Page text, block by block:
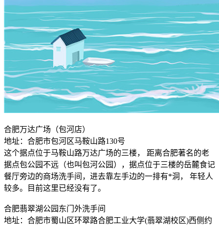
合肥万达广场（包河店）
地址：合肥市包河区马鞍山路130号
这个据点位于马鞍山路万达广场的三楼， 距离合肥著名的老
据点包公园不远（也叫包河公园），据点位于三楼的岳麓食记
餐厅旁边的商场洗手间，进去靠左手边的一排有*洞， 年轻人
较多。目前这里已经没有了。
合肥翡翠湖公园东门外洗手间
地址：合肥市蜀山区环翠路合肥工业大学(翡翠湖校区)西侧约